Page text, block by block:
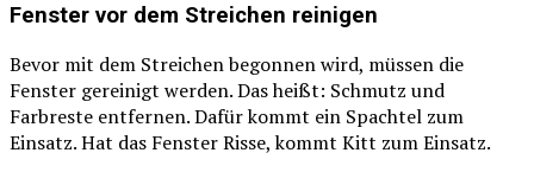
Fenster vor dem Streichen reinigen
Bevor mit dem Streichen begonnen wird, müssen die
Fenster gereinigt werden. Das heißt: Schmutz und
Farbreste entfernen. Dafür kommt ein Spachtel zum
Einsatz. Hat das Fenster Risse, kommt Kitt zum Einsatz.